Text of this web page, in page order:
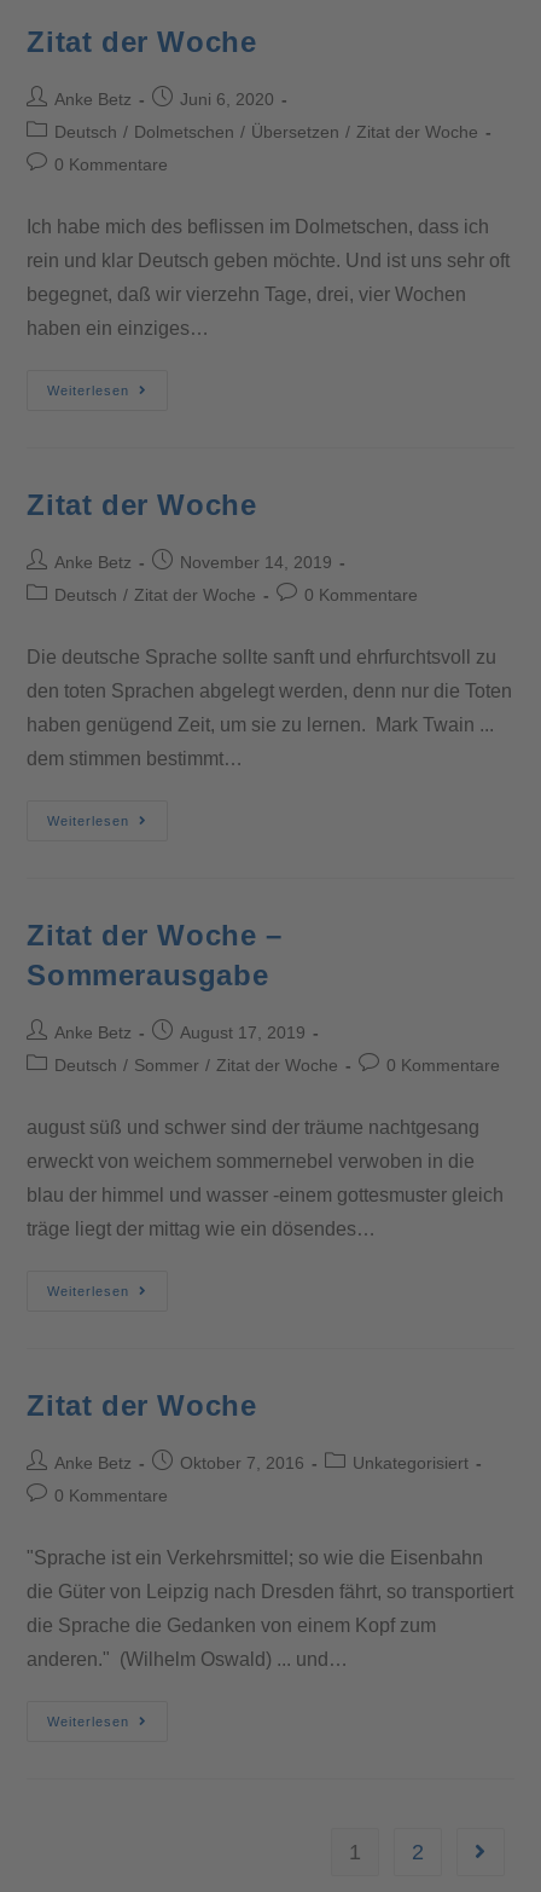
Zitat der Woche
Anke Betz
Juni 6, 2020
Deutsch / Dolmetschen / Übersetzen / Zitat der Woche
0 Kommentare
Ich habe mich des beflissen im Dolmetschen, dass ich
rein und klar Deutsch geben möchte. Und ist uns sehr oft
begegnet, daß wir vierzehn Tage, drei, vier Wochen
haben ein einziges…
Weiterlesen
Zitat der Woche
Anke Betz
November 14, 2019
Deutsch / Zitat der Woche 0 Kommentare
Die deutsche Sprache sollte sanft und ehrfurchtsvoll zu
den toten Sprachen abgelegt werden, denn nur die Toten
haben genügend Zeit, um sie zu lernen. Mark Twain ...
dem stimmen bestimmt…
Weiterlesen
Zitat der Woche –
Sommerausgabe
Anke Betz
August 17, 2019
Deutsch / Sommer / Zitat der Woche 0 Kommentare
august süß und schwer sind der träume nachtgesang
erweckt von weichem sommernebel verwoben in die
blau der himmel und wasser -einem gottesmuster gleich
träge liegt der mittag wie ein dösendes…
Weiterlesen
Zitat der Woche
Anke Betz Oktober 7, 2016
Unkategorisiert
0 Kommentare
"Sprache ist ein Verkehrsmittel; so wie die Eisenbahn
die Güter von Leipzig nach Dresden fährt, so transportiert
die Sprache die Gedanken von einem Kopf zum
anderen." (Wilhelm Oswald) ... und…
Weiterlesen
1 2